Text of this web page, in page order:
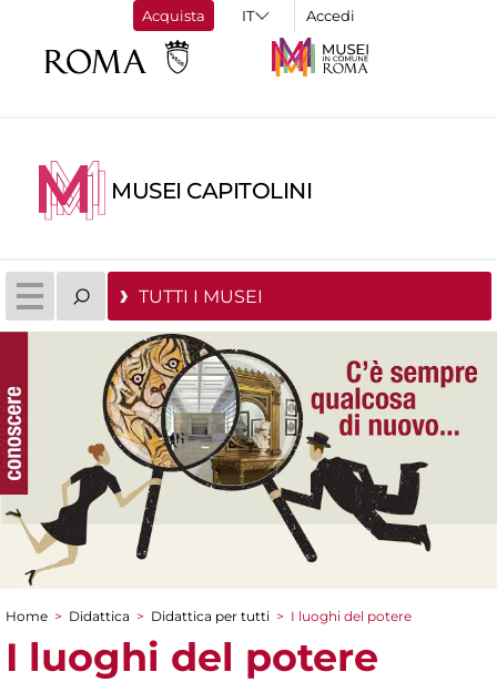
Acquista Accedi
MUSEI CAPITOLINI
TUTTI I MUSEI
Tu sei qui
Home > Didattica > Didattica per tutti > I luoghi del potere
I luoghi del potere